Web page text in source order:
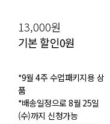
13,000원
기본 할인0원
*9월 4주 수업패키지용 상
품
*배송일정으로 8월 25일
(수)까지 신청가능